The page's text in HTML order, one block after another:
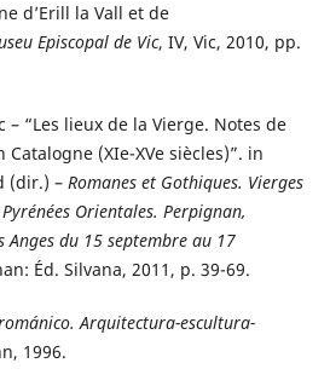
d’Erill la Vall et de
Episcopal de Vic, IV, Vic, 2010, pp.
– “Les lieux de la Vierge. Notes de
(XIe-XVe siècles)”. in
(dir.) – Romanes et Gothiques. Vierges
Orientales. Perpignan,
Anges du 15 septembre au 17
Éd. Silvana, 2011, p. 39-69.
Arquitectura-escultura-
1996.